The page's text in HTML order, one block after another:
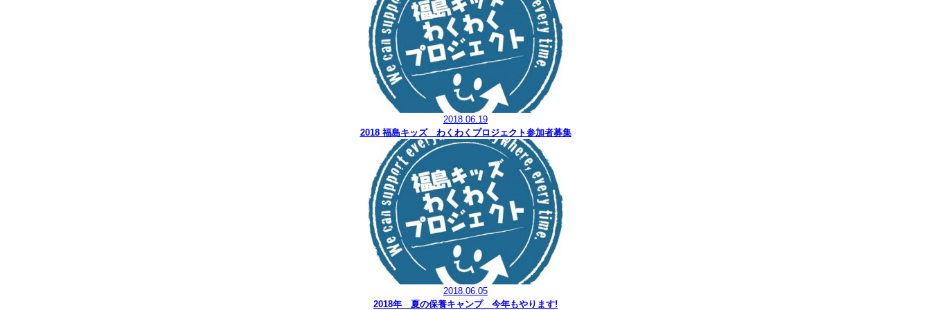
2018.06.19
2018 福島キッズ わくわくプロジェクト参加者募集
2018.06.05
2018年 夏の保養キャンプ 今年もやります!